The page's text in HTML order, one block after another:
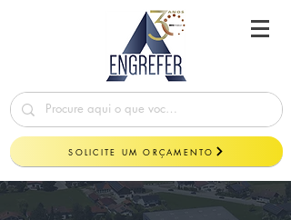
SOLICITE UM ORÇAMENTO